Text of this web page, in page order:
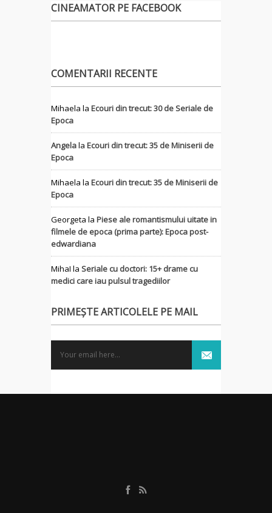
CINEAMATOR PE FACEBOOK
COMENTARII RECENTE
Mihaela la Ecouri din trecut: 30 de Seriale de
Epoca
Angelala Ecouri din trecut: 35 de Miniserii de
Epoca
Mihaela la Ecouri din trecut: 35 de Miniserii de
Epoca
Georgeta la Piese ale romantismului uitate in
filmele de epoca (prima parte): Epoca post-
edwardiana
MihaI la Seriale cu doctori: 15+ drame cu
medici care iau pulsul tragediilor
PRIMEȘTE ARTICOLELE PE MAIL